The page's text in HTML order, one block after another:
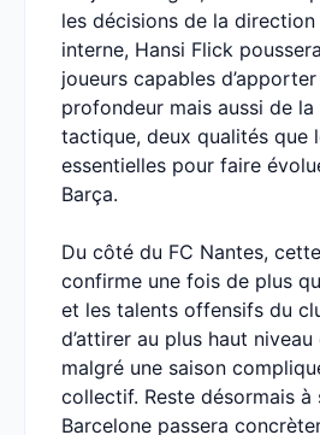
les décisions de la
interne, Hansi Flick
joueurs capables
profondeur mais aussi de
tactique, deux qualités que
essentielles pour faire
Barça.
Du côté du FC Nantes,
confirme une fois de plus
et les talents offensifs du
d’attirer au plus haut niveau
malgré une saison
collectif. Reste désormais à
Barcelone passera